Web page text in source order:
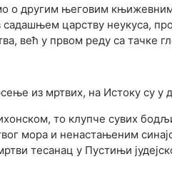
о другим његовим
царству неукуса,
већ у првом реду са тачке
из мртвих, на Истоку су
то клупче сувих
мора и ненастањеним
тесанац у Пустињи